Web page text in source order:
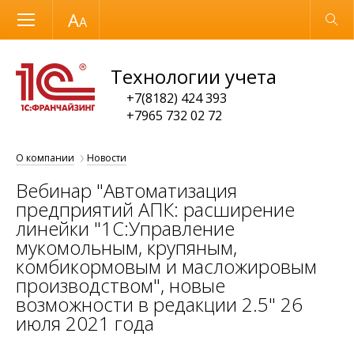
Размер шрифта Обычная версия
Технологии учета
+7(8182) 424 393
+7965 732 02 72
О компании Новости
Вебинар "Автоматизация
предприятий АПК: расширение
линейки "1С:Управление
мукомольным, крупяным,
комбикормовым и масложировым
производством", новые
возможности в редакции 2.5" 26
июля 2021 года